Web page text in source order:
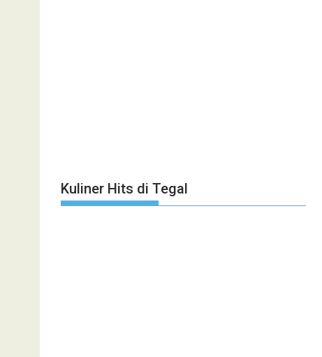
Kuliner Hits di Tegal